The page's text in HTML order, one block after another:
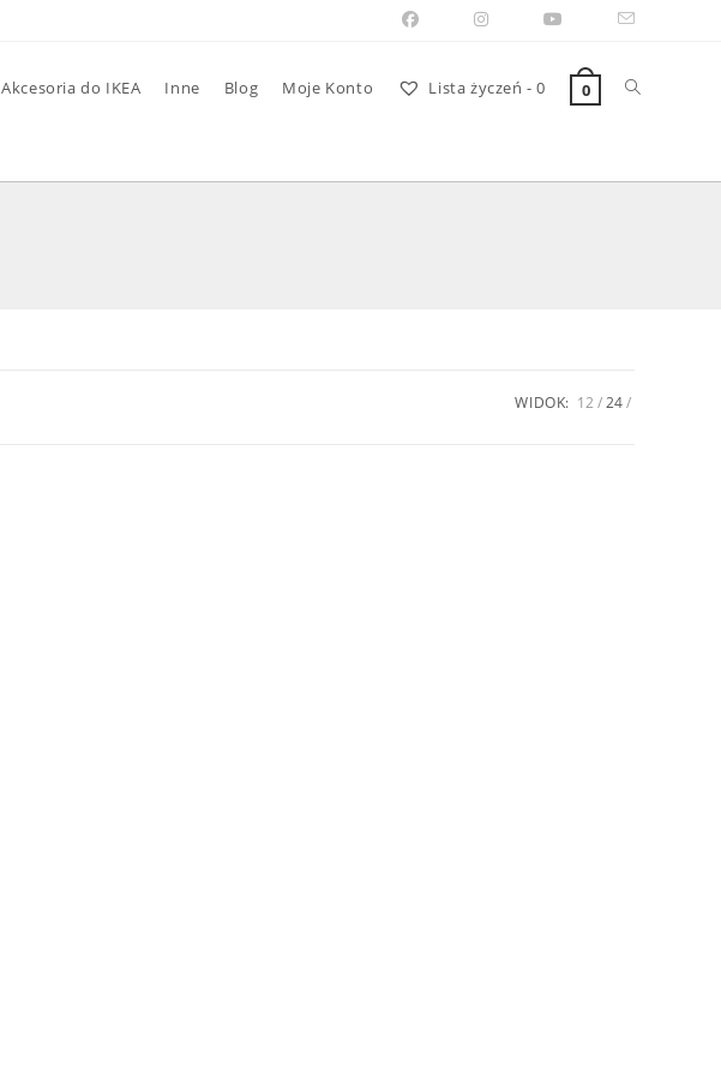
Akcesoria do IKEA Inne Blog Moje Konto Lista życzeń - 0 0 Toggle
website
WIDOK: 12 24